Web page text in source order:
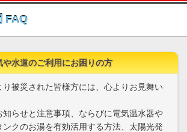
このページの本文へ
FAQ
や水道のご利用にお困りの方
り被災された皆様方には、心よりお見舞い
知らせと注意事項、ならびに電気温水器や
ンクのお湯を有効活用する方法、太陽光発